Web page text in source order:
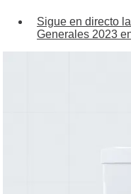
Sigue en directo
Generales 2023